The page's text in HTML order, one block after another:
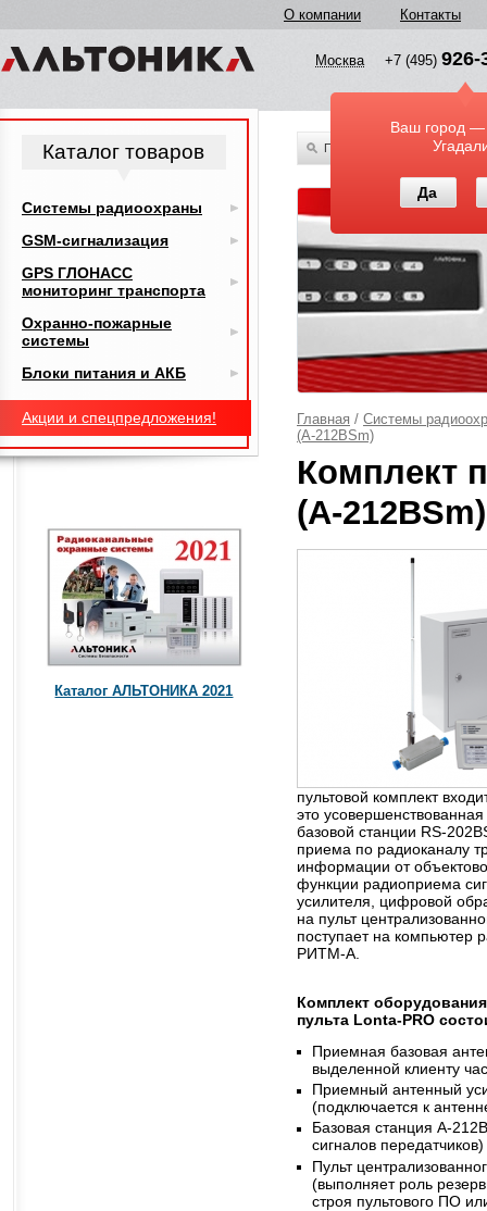
О компании Контакты
Москва +7 (495) 926-
Ваш город —
Да
По всему каталогу
Главная / Системы
(A-212BSm)
Комплект
(A-212BSm)
пультовой комплект
это
базовой станции RS-
приема по радиоканалу
информации от
функции радиоприема
усилителя, цифровой
на пульт
поступает на компьютер
РИТМ-А.
Комплект
пульта Lonta-PRO
Приемная базовая
выделенной клиенту
Приемный антенный
(подключается к
Базовая станция A-
сигналов передатчиков)
Пульт
(выполняет роль
строя пультового ПО
Каталог товаров
Системы радиоохраны
GSM-сигнализация
GPS ГЛОНАСС
мониторинг транспорта
Охранно-пожарные
системы
Блоки питания и АКБ
Акции и спецпредложения!
Каталог АЛЬТОНИКА 2021